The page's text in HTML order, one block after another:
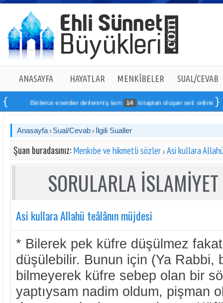
ANASAYFA HAYATLAR MENKÎBELER SUAL/CEVAB
Binlerce eserden derlenmiş tam 14 kitaptan oluşan seti online sipariş
Anasayfa Sual/Cevab İlgili Sualler
Şuan buradasınız: Menkıbe ve hikmetli sözler Asi kullara
SORULARLA
Asi kullara Allahü teâlânın müjdesi
* Bilerek pek küfre düşülmez
düşülebilir. Bunun için (Ya Rabbi,
bilmeyerek küfre sebep olan bir
yaptıysam nadim oldum, pişman